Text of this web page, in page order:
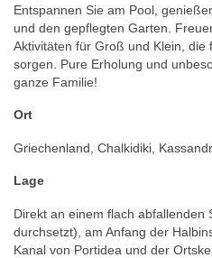
Entspannen Sie am Pool,
und den gepflegten Garten.
Aktivitäten für Groß und Klein, die
sorgen. Pure Erholung und
ganze Familie!
Ort
Griechenland, Chalkidiki,
Lage
Direkt an einem flach abfallenden
durchsetzt), am Anfang der
Kanal von Portidea und der